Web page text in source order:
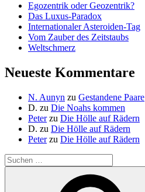
Egozentrik oder Geozentrik?
Das Luxus-Paradox
Internationaler Asteroiden-Tag
Vom Zauber des Zeitstaubs
Weltschmerz
Neueste Kommentare
N. Aunyn zu Gestandene Paare
D. zu Die Noahs kommen
Peterzu Die Hölle auf Rädern
D. zu Die Hölle auf Rädern
Peterzu Die Hölle auf Rädern
Suche
nach: